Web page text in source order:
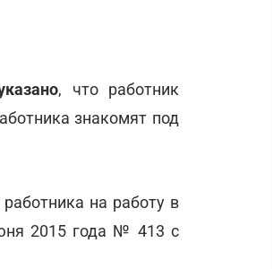
, что работник
знакомят под
на работу в
2015 года № 413 с